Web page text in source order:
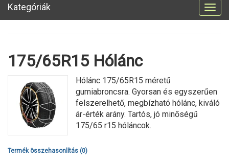
Kategóriák
175/65R15 Hólánc
Hólánc 175/65R15 méretű
gumiabroncsra. Gyorsan és egyszerűen
felszerelhető, megbízható hólánc, kiváló
ár-érték arány. Tartós, jó minőségű
175/65 r15 hóláncok.
Termék összehasonlítás (0)